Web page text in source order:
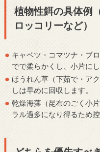
植物性餌の具体例
ロッコリーなど）
キャベツ・コマツナ・ブ
でで柔らかくし、小片にし
ほうれん草（下茹で・ア
しは早めに回収します。
乾燥海藻（昆布のごく小
ラル過多になり得るため